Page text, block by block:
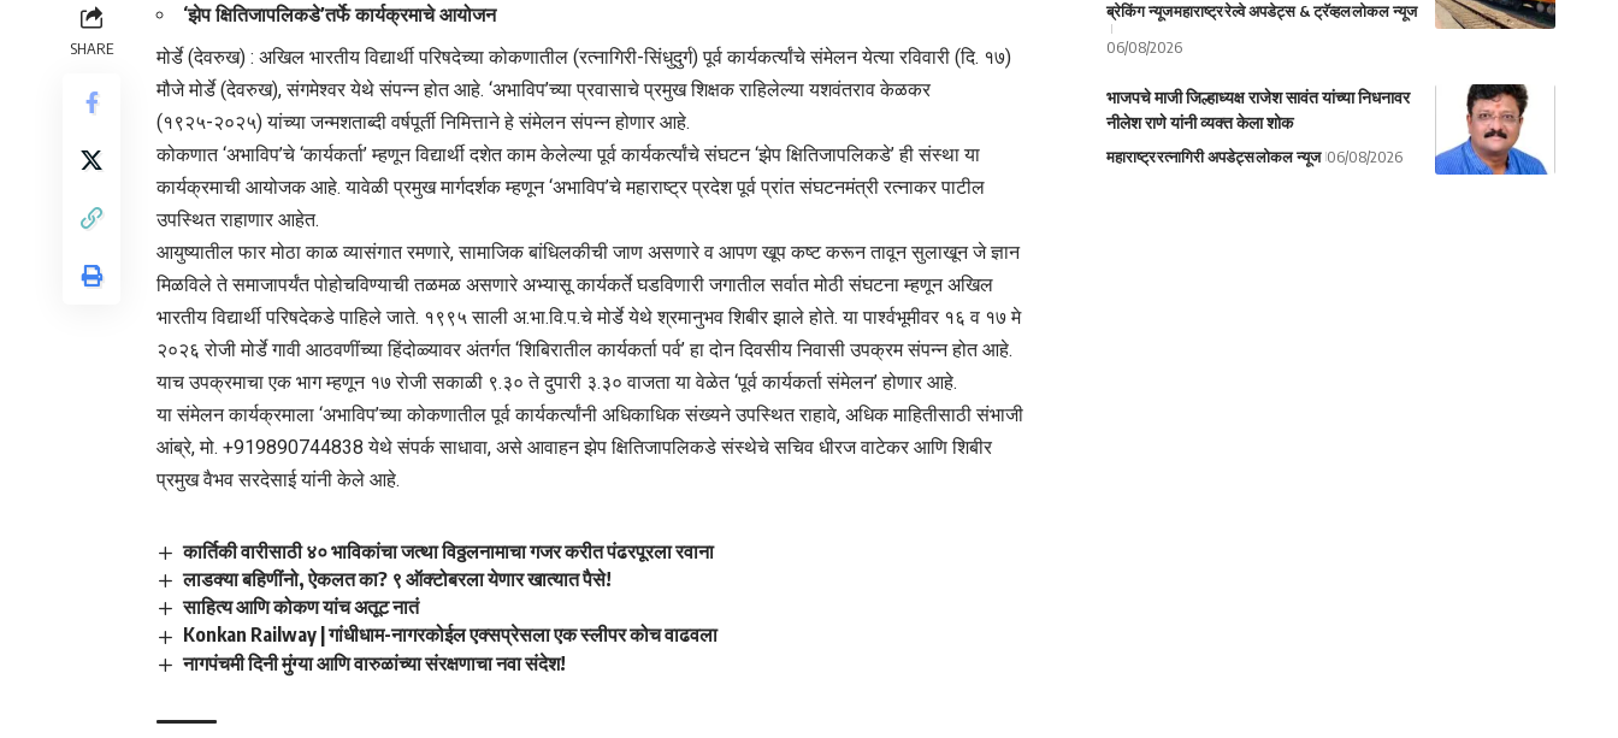
SHARE
‘झेप क्षितिजापलिकडे’तर्फे कार्यक्रमाचे आयोजन
मोर्डे (देवरुख) : अखिल भारतीय विद्यार्थी परिषदेच्या कोकणातील (रत्नागिरी-सिंधुदुर्ग) पूर्व कार्यकर्त्यांचे संमेलन येत्या रविवारी (दि. १७)
मौजे मोर्डे (देवरुख), संगमेश्वर येथे संपन्न होत आहे. ‘अभाविप’च्या प्रवासाचे प्रमुख शिक्षक राहिलेल्या यशवंतराव केळकर
(१९२५-२०२५) यांच्या जन्मशताब्दी वर्षपूर्ती निमित्ताने हे संमेलन संपन्न होणार आहे.
कोकणात ‘अभाविप’चे ‘कार्यकर्ता’ म्हणून विद्यार्थी दशेत काम केलेल्या पूर्व कार्यकर्त्यांचे संघटन ‘झेप क्षितिजापलिकडे’ ही संस्था या
कार्यक्रमाची आयोजक आहे. यावेळी प्रमुख मार्गदर्शक म्हणून ‘अभाविप’चे महाराष्ट्र प्रदेश पूर्व प्रांत संघटनमंत्री रत्नाकर पाटील
उपस्थित राहाणार आहेत.
आयुष्यातील फार मोठा काळ व्यासंगात रमणारे, सामाजिक बांधिलकीची जाण असणारे व आपण खूप कष्ट करून तावून सुलाखून जे ज्ञान
मिळविले ते समाजापर्यंत पोहोचविण्याची तळमळ असणारे अभ्यासू कार्यकर्ते घडविणारी जगातील सर्वात मोठी संघटना म्हणून अखिल
भारतीय विद्यार्थी परिषदेकडे पाहिले जाते. १९९५ साली अ.भा.वि.प.चे मोर्डे येथे श्रमानुभव शिबीर झाले होते. या पार्श्वभूमीवर १६ व १७ मे
२०२६ रोजी मोर्डे गावी आठवणींच्या हिंदोळ्यावर अंतर्गत ‘शिबिरातील कार्यकर्ता पर्व’ हा दोन दिवसीय निवासी उपक्रम संपन्न होत आहे.
याच उपक्रमाचा एक भाग म्हणून १७ रोजी सकाळी ९.३० ते दुपारी ३.३० वाजता या वेळेत ‘पूर्व कार्यकर्ता संमेलन’ होणार आहे.
या संमेलन कार्यक्रमाला ‘अभाविप’च्या कोकणातील पूर्व कार्यकर्त्यांनी अधिकाधिक संख्यने उपस्थित राहावे, अधिक माहितीसाठी संभाजी
आंब्रे, मो. +919890744838 येथे संपर्क साधावा, असे आवाहन झेप क्षितिजापलिकडे संस्थेचे सचिव धीरज वाटेकर आणि शिबीर
प्रमुख वैभव सरदेसाई यांनी केले आहे.
कार्तिकी वारीसाठी ४० भाविकांचा जत्था विठ्ठलनामाचा गजर करीत पंढरपूरला रवाना
लाडक्या बहिणींनो, ऐकलत का? ९ ऑक्टोबरला येणार खात्यात पैसे!
साहित्य आणि कोकण यांच अतूट नातं
Konkan Railway | गांधीधाम-नागरकोईल एक्सप्रेसला एक स्लीपर कोच वाढवला
नागपंचमी दिनी मुंग्या आणि वारुळांच्या संरक्षणाचा नवा संदेश!
ब्रेकिंग न्यूजमहाराष्ट्ररेल्वे अपडेट्स & ट्रॅव्हललोकल न्यूज
06/08/2026
भाजपचे माजी जिल्हाध्यक्ष राजेश सावंत यांच्या निधनावर
नीलेश राणे यांनी व्यक्त केला शोक
महाराष्ट्ररत्नागिरी अपडेट्सलोकल न्यूज 06/08/2026